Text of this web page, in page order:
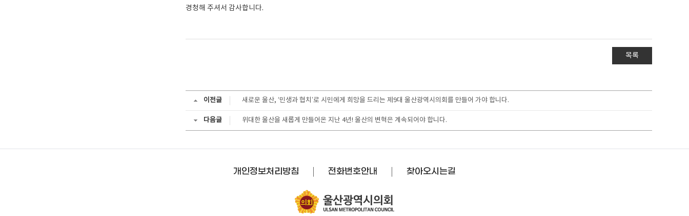
경청해 주셔서 감사합니다.
목록
이전글 새로운 울산, ‘민생과 협치’로 시민에게 희망을 드리는 제9대 울산광역시의회를 만들어 가야 합니다.
다음글 위대한 울산을 새롭게 만들어온 지난 4년! 울산의 변혁은 계속되어야 합니다.
개인정보처리방침 전화번호안내 찾아오시는길